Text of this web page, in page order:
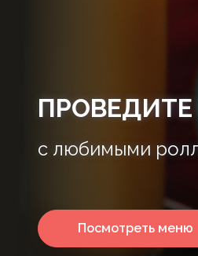
с любимыми
Посмотреть меню